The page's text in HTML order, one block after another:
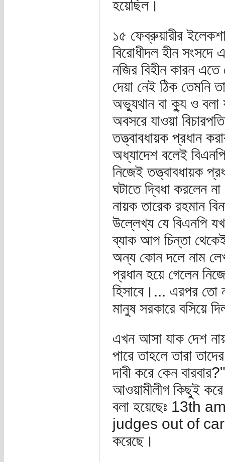
হয়েছিল।
১৫ ফেব্রুয়ারীর
বিরোধীদল হীন সংসদে
নজির বিহীন কারন এতে
দেয়া নেই ঠিক তেমনি
অভ্যুথান বা ক্যু ও বলা
অবসরে যাওয়া
তত্ত্বাবধায়ক প্রধান
অধ্যাদেশ বলেই
নিজেই তত্ত্বাবধায়ক
ঘটাতে দ্বিধা করলেন
নায়ক তারেক রহমান
উল্লেখ্য যে বিএনপি
ব্যাক আপ চিন্তা থেকেই
অন্য কোন দলে নাম
প্রধান হয়ে গেলেন
হিসাবে।... এরপর তো
মানুষ সরকারে বসিয়ে
এখন আসা যাক দেশ
পারে তাহলে তারা
দাবী করে কেন
আওয়ামীলীগ কিছুই করে
বলা হয়েছেঃ 13th
judges out of
করেছে।